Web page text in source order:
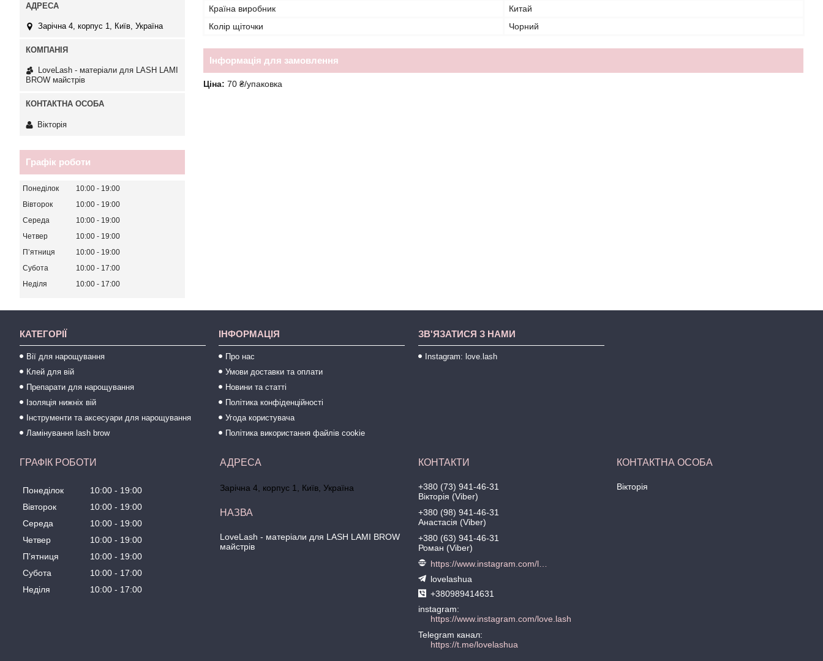
Країна виробник
Китай
Колір щіточки
Чорний
Інформація для замовлення
Ціна: 70 ₴/упаковка
Зарічна 4, корпус 1, Київ, Україна
LoveLash - матеріали для LASH LAMI
BROW майстрів
Вікторія
Графік роботи
Понеділок 10:00
19:00
Вівторок
10:00
19:00
Середа
10:00
19:00
Четвер
10:00
19:00
Пʼятниця
10:00
19:00
Субота
10:00
17:00
Неділя
10:00 17:00
КАТЕГОРІЇ
Вії для нарощування
Клей для вій
Препарати для нарощування
Ізоляція нижніх вій
Інструменти та аксесуари для нарощування
Ламінування lash brow
ІНФОРМАЦІЯ
Про нас
Умови доставки та оплати
Новини та статті
Політика конфіденційності
Угода користувача
Політика використання файлів cookie
ЗВ'ЯЗАТИСЯ З НАМИ
Instagram: love.lash
ГРАФІК РОБОТИ
Понеділок 10:00
19:00
Вівторок
10:00
19:00
Середа
10:00
19:00
Четвер
10:00
19:00
Пʼятниця
10:00
19:00
Субота
10:00
17:00
Неділя
10:00 17:00
Зарічна 4, корпус 1, Київ, Україна
LoveLash - матеріали для LASH LAMI BROW
майстрів
+380 (73) 941-46-31
Вікторія (Viber)
+380 (98) 941-46-31
Анастасія (Viber)
+380 (63) 941-46-31
Роман (Viber)
lovelashua
+380989414631
instagram
https://www.instagram.com/love.lash
Telegram канал
https://t.me/lovelashua
Вікторія